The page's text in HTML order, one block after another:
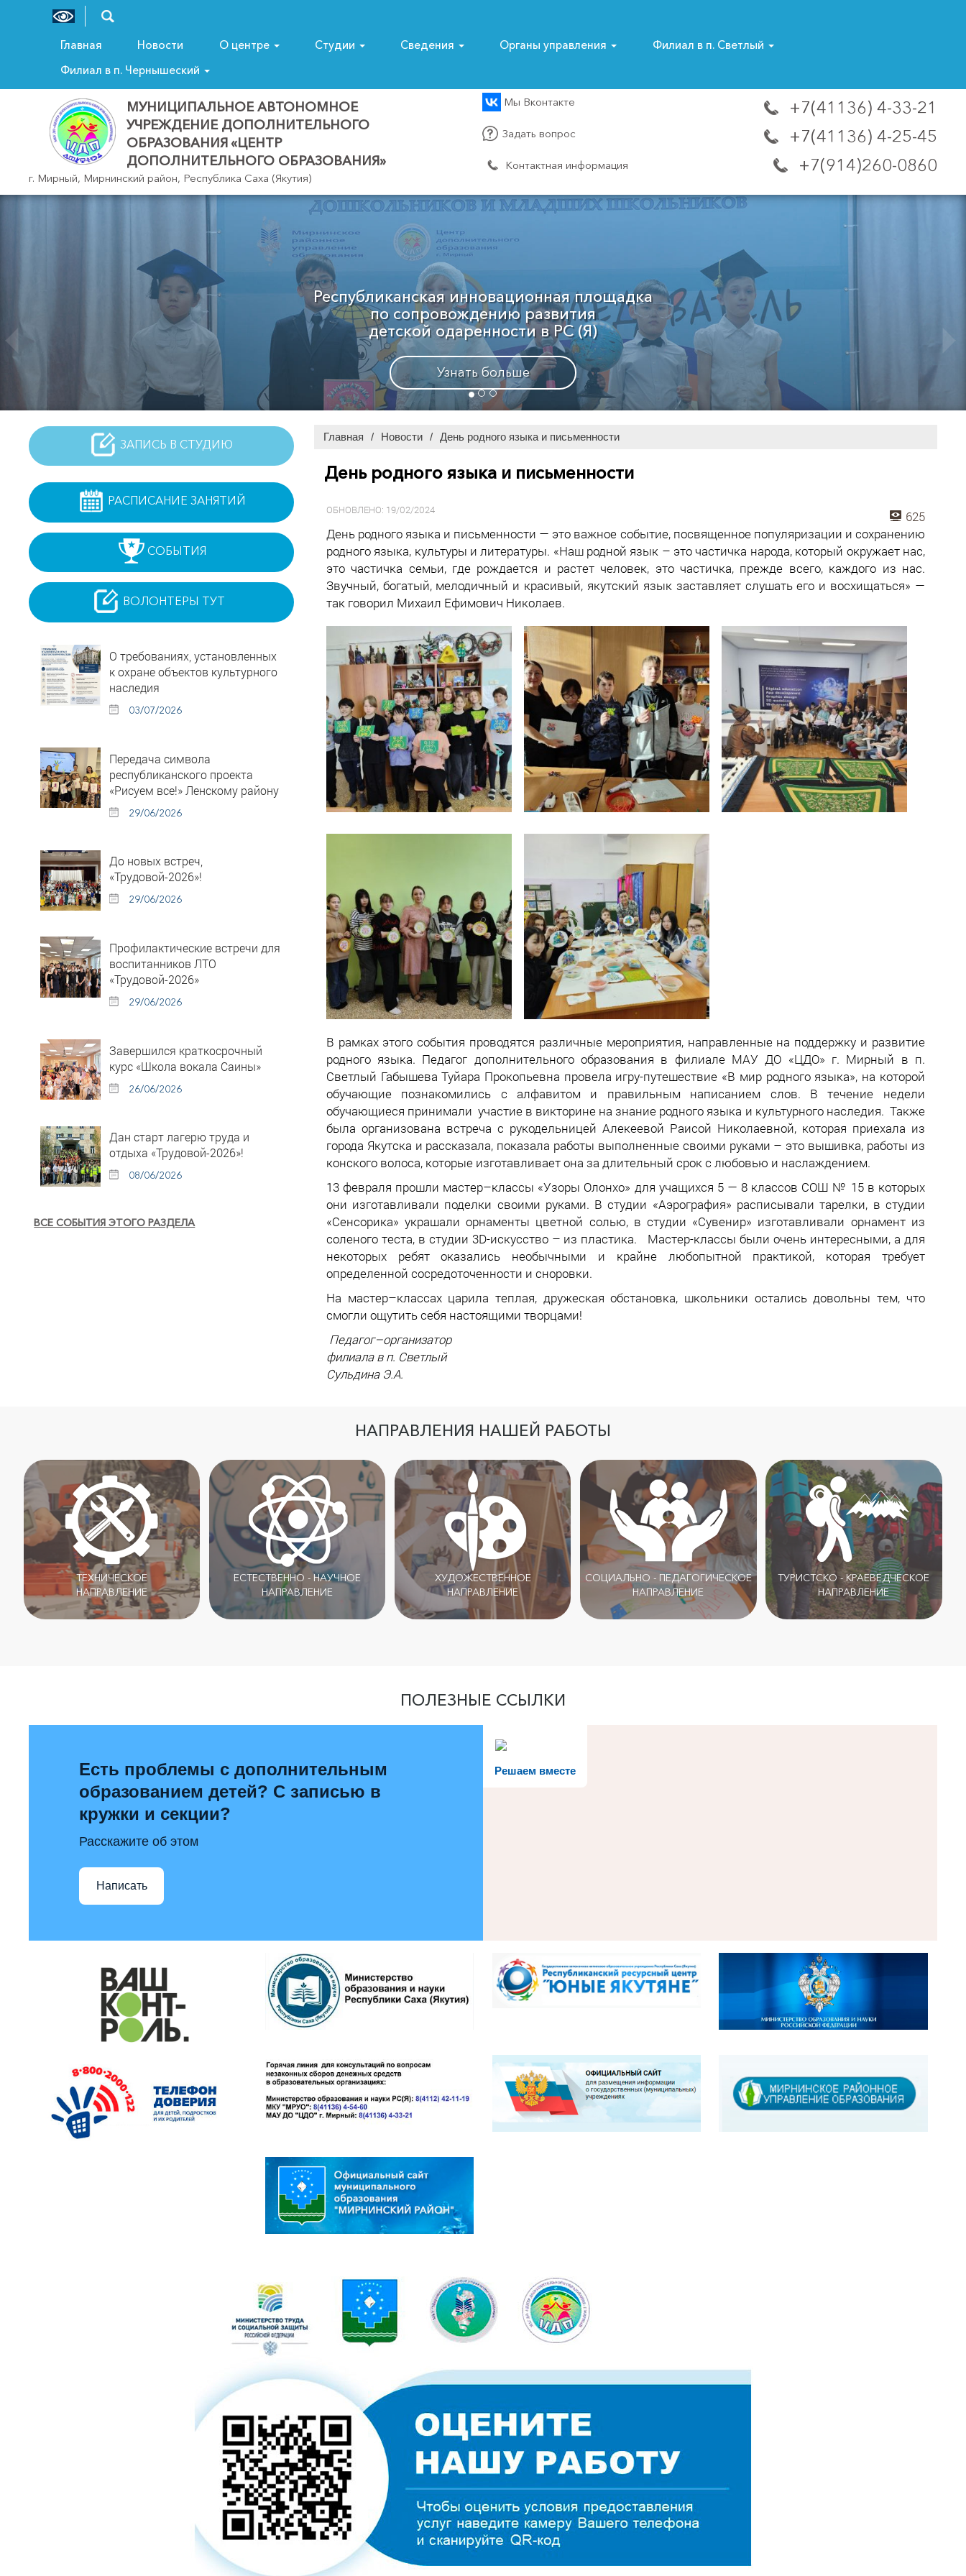
Главная Новости О центре Студии Сведения Органы управления
Филиал в п. Светлый
Филиал в п. Чернышеский
МУНИЦИПАЛЬНОЕ АВТОНОМНОЕ
УЧРЕЖДЕНИЕ ДОПОЛНИТЕЛЬНОГО
ОБРАЗОВАНИЯ «ЦЕНТР
ДОПОЛНИТЕЛЬНОГО ОБРАЗОВАНИЯ»
г. Мирный, Мирнинский район, Республика Саха (Якутия)
Мы Вконтакте
Задать вопрос
Контактная информация
+7(41136) 4-33-21
+7(41136) 4-25-45
+7(914)260-0860
Муниципальный опорный центр
Мирнинского района
Узнать больше
Главная / Новости / День родного языка и письменности
День родного языка и письменности
ОБНОВЛЕНО: 19/02/2024
625
День родного языка и письменности — это важное событие, посвященное популяризации и сохранению
родного языка, культуры и литературы. «Наш родной язык – это частичка народа, который окружает нас,
это частичка семьи, где рождается и растет человек, это частичка, прежде всего, каждого из нас.
Звучный, богатый, мелодичный и красивый, якутский язык заставляет слушать его и восхищаться» —
так говорил Михаил Ефимович Николаев.
В рамках этого события проводятся различные мероприятия, направленные на поддержку и развитие
родного языка. Педагог дополнительного образования в филиале МАУ ДО «ЦДО» г. Мирный в п.
Светлый Габышева Туйара Прокопьевна провела игру-путешествие «В мир родного языка», на которой
обучающие познакомились с алфавитом и правильным написанием слов. В течение недели
обучающиеся принимали участие в викторине на знание родного языка и культурного наследия. Также
была организована встреча с рукодельницей Алекеевой Раисой Николаевной, которая приехала из
города Якутска и рассказала, показала работы выполненные своими руками – это вышивка, работы из
конского волоса, которые изготавливает она за длительный срок с любовью и наслаждением.
13 февраля прошли мастер–классы «Узоры Олонхо» для учащихся 5 — 8 классов СОШ № 15 в которых
они изготавливали поделки своими руками. В студии «Аэрография» расписывали тарелки, в студии
«Сенсорика» украшали орнаменты цветной солью, в студии «Сувенир» изготавливали орнамент из
соленого теста, в студии 3D-искусство – из пластика. Мастер-классы были очень интересными, а для
некоторых ребят оказались необычными и крайне любопытной практикой, которая требует
определенной сосредоточенности и сноровки.
На мастер–классах царила теплая, дружеская обстановка, школьники остались довольны тем, что
смогли ощутить себя настоящими творцами!
Педагог–организатор
филиала в п. Светлый
Сульдина Э.А.
ЗАПИСЬ В СТУДИЮ
РАСПИСАНИЕ ЗАНЯТИЙ
СОБЫТИЯ
ВОЛОНТЕРЫ ТУТ
О требованиях, установленных
к охране объектов культурного
наследия
03/07/2026
Передача символа
республиканского проекта
«Рисуем все!» Ленскому району
29/06/2026
До новых встреч,
«Трудовой-2026»!
29/06/2026
Профилактические встречи для
воспитанников ЛТО
«Трудовой-2026»
29/06/2026
Завершился краткосрочный
курс «Школа вокала Саины»
26/06/2026
Дан старт лагерю труда и
отдыха «Трудовой-2026»!
08/06/2026
ВСЕ СОБЫТИЯ ЭТОГО РАЗДЕЛА
НАПРАВЛЕНИЯ НАШЕЙ РАБОТЫ
ТЕХНИЧЕСКОЕ
НАПРАВЛЕНИЕ
ЕСТЕСТВЕННО - НАУЧНОЕ
НАПРАВЛЕНИЕ
ХУДОЖЕСТВЕННОЕ
НАПРАВЛЕНИЕ
СОЦИАЛЬНО - ПЕДАГОГИЧЕСКОЕ
НАПРАВЛЕНИЕ
ТУРИСТСКО - КРАЕВЕДЧЕСКОЕ
НАПРАВЛЕНИЕ
ПОЛЕЗНЫЕ ССЫЛКИ
Решаем вместе
Есть проблемы с дополнительным
образованием детей? С записью в
кружки и секции?
Расскажите об этом
Написать